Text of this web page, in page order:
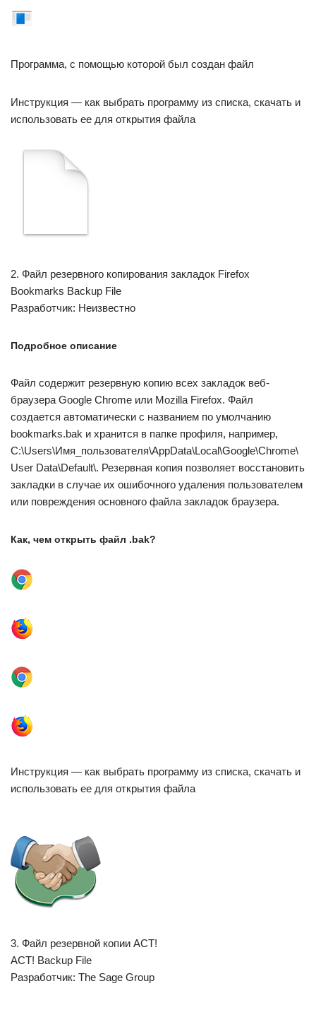
Программа, с помощью которой был создан файл
Инструкция — как выбрать программу из списка, скачать и
использовать ее для открытия файла
2. Файл резервного копирования закладок Firefox
Bookmarks Backup File
Разработчик: Неизвестно
Подробное описание
Файл содержит резервную копию всех закладок веб-
браузера Google Chrome или Mozilla Firefox. Файл
создается автоматически с названием по умолчанию
bookmarks.bak и хранится в папке профиля, например,
C:\Users\Имя_пользователя\AppData\Local\Google\Chrome\
User Data\Default\. Резервная копия позволяет восстановить
закладки в случае их ошибочного удаления пользователем
или повреждения основного файла закладок браузера.
Как, чем открыть файл .bak?
Инструкция — как выбрать программу из списка, скачать и
использовать ее для открытия файла
3. Файл резервной копии ACT!
ACT! Backup File
Разработчик: The Sage Group